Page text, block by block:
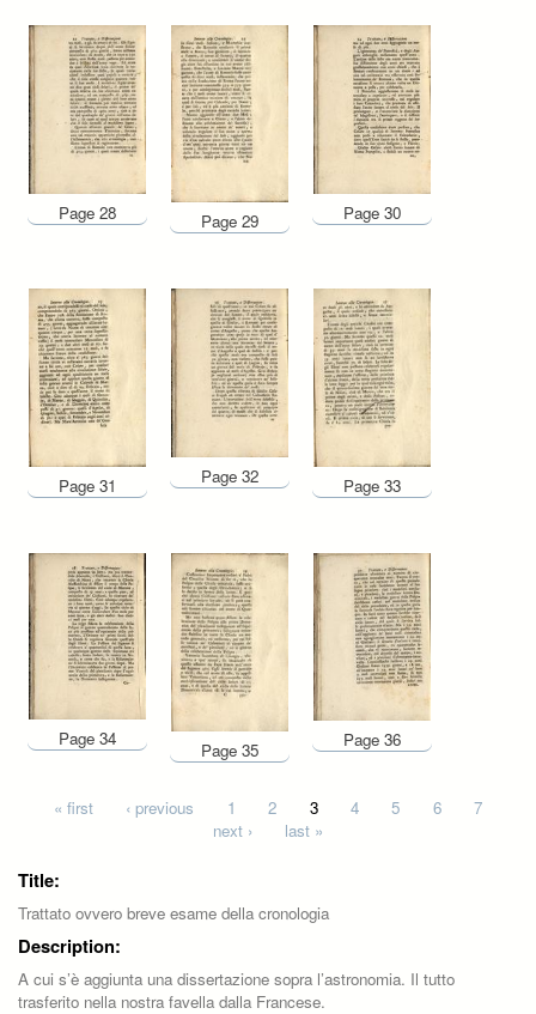
Page 28 Page 29 Page 30
Page 31 Page 32 Page 33
Page 34
Page 35
Page 36
Pages« first ‹ previous 1 2 3 4 5 6
7
next ›
last »
Title:
Trattato ovvero breve esame della cronologia
Description:
A cui s’è aggiunta una dissertazione sopra l’astronomia. Il tutto
trasferito nella nostra favella dalla Francese.